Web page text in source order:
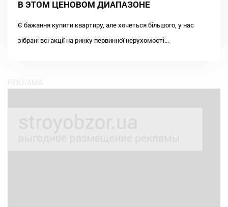
В ЭТОМ ЦЕНОВОМ ДИАПАЗОНЕ
Є бажання купити квартиру, але хочеться більшого, у нас
зібрані всі акції на ринку первинної нерухомості...